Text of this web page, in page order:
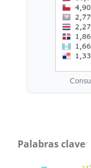
Palabras clave